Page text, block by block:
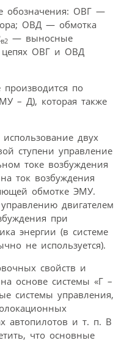
обозначения: ОВГ —
ОВД — обмотка
в2 — выносные
цепях ОВГ и ОВД
по
– Д), которая также
использование двух
ступени управление
токе возбуждения
ток возбуждения
обмотке ЭМУ.
управлению двигателем
при
энергии (в системе
не используется).
свойств и
основе системы «Г –
системы управления,
автопилотов и т. п. В
что основные